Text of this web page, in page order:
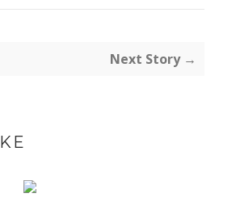
Next Story →